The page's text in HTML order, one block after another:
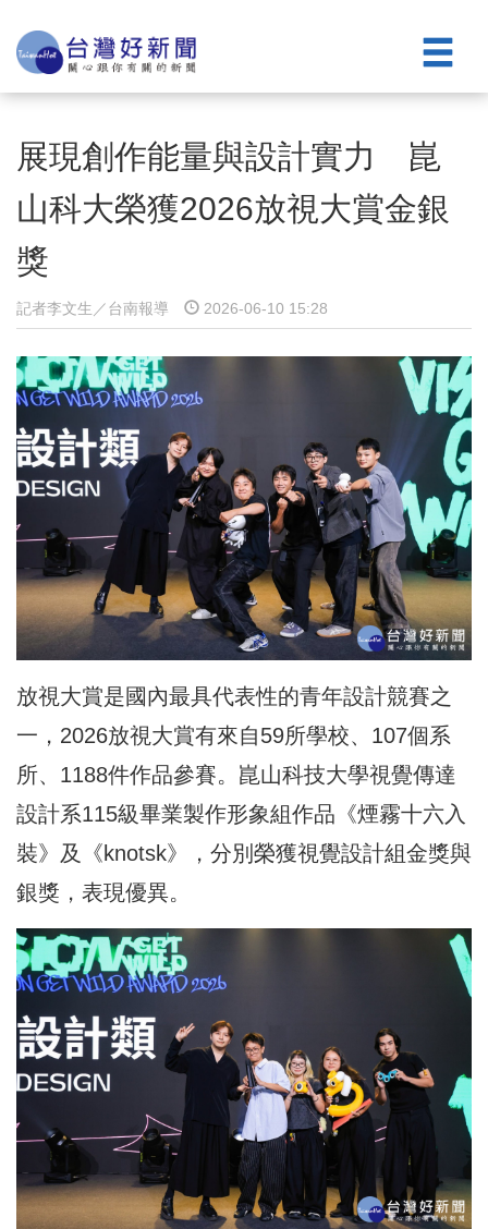
展現創作能量與設計實力 崑
山科大榮獲2026放視大賞金銀
獎
記者李文生／台南報導 2026-06-10 15:28
放視大賞是國內最具代表性的青年設計競賽之
一，2026放視大賞有來自59所學校、107個系
所、1188件作品參賽。崑山科技大學視覺傳達
設計系115級畢業製作形象組作品《煙霧十六入
裝》及《knotsk》，分別榮獲視覺設計組金獎與
銀獎，表現優異。